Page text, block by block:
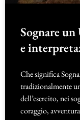
Sognare
e
Che significa
tradizionalmente
dell’esercito, nei
coraggio,